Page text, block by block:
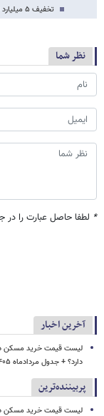
تخفیف‌ ۵ میلیارد تومانی برای جگوار / حراج گربه‌های بریتانیایی
نظر شما
* لطفا حاصل عبارت را در
آخرین اخبار
دارد؟ + جدول مردادماه ۱۴۰۵
پربیننده‌ترین